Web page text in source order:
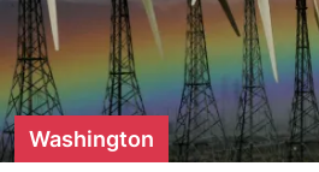
Washington